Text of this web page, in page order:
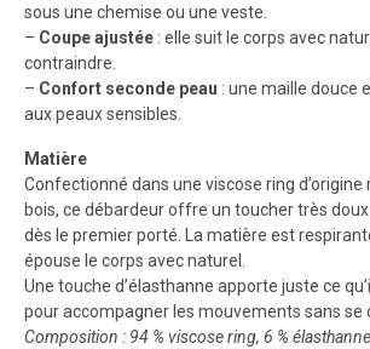
sous une chemise ou une veste.
– Coupe ajustée : elle suit le corps avec
contraindre.
– Confort seconde peau : une maille douce
aux peaux sensibles.
Matière
Confectionné dans une viscose ring d’origine
bois, ce débardeur offre un toucher très
dès le premier porté. La matière est
épouse le corps avec naturel.
Une touche d’élasthanne apporte juste ce
pour accompagner les mouvements sans se
Composition : 94 % viscose ring, 6 % élasthanne.